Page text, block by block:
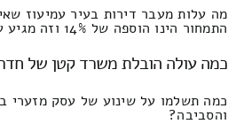
מה עלות מעבר דירות בעיר עמיעוז
התמחור הינו הוספה של 14% וזה מגיע עד 11%.
כמה עולה הובלת משרד קטן של
כמה תשלמו על שינוע של עסק מזערי
והסביבה?